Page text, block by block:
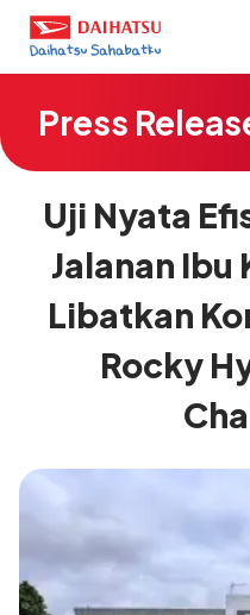
Press
Uji Nyata
Jalanan Ibu
Libatkan
Rocky